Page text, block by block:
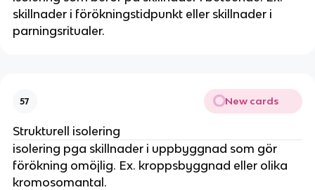
skillnader i förökningstidpunkt eller skillnader i
parningsritualer.
57 New cards
Strukturell isolering
isolering pga skillnader i uppbyggnad som gör
förökning omöjlig. Ex. kroppsbyggnad eller olika
kromosomantal.